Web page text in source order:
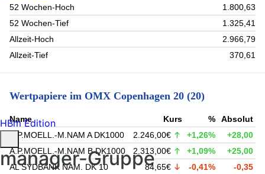
52 Wochen-Hoch
1.800,63
52 Wochen-Tief
1.325,41
Allzeit-Hoch
2.966,79
Allzeit-Tief
370,61
Wertpapiere im OMX Copenhagen 20 (20)
Name Kurs %
Absolut
A.P.MOELL.-M.NAM A DK1000
2.246,00€ +1,26%
+28,00
A.P.MOELL.-M.NAM B DK1000
2.313,00€ +1,09%
+25,00
AL SYDBANK NAM. DK 10
84,65€ -0,41%
-0,35
HBm Edition
manager-Gruppe